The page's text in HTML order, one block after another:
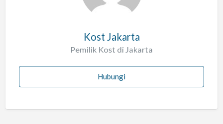
Kost Jakarta
Pemilik Kost di Jakarta
Hubungi